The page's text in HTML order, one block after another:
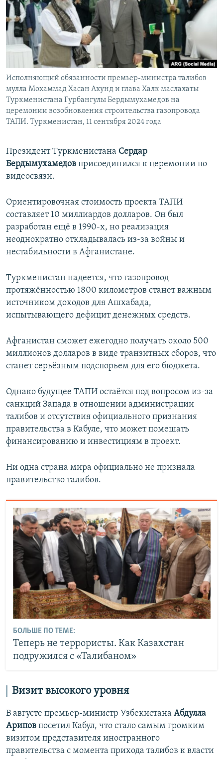
Исполняющий обязанности премьер-министра талибов
мулла Мохаммад Хасан Ахунд и глава Халк маслахаты
Туркменистана Гурбангулы Бердымухамедов на
церемонии возобновления строительства газопровода
ТАПИ. Туркменистан, 11 сентября 2024 года
Президент Туркменистана Сердар
Бердымухамедов присоединился к церемонии по
видеосвязи.
Ориентировочная стоимость проекта ТАПИ
составляет 10 миллиардов долларов. Он был
разработан ещё в 1990-х, но реализация
неоднократно откладывалась из-за войны и
нестабильности в Афганистане.
Туркменистан надеется, что газопровод
протяжённостью 1800 километров станет важным
источником доходов для Ашхабада,
испытывающего дефицит денежных средств.
Афганистан сможет ежегодно получать около 500
миллионов долларов в виде транзитных сборов, что
станет серьёзным подспорьем для его бюджета.
Однако будущее ТАПИ остаётся под вопросом из-за
санкций Запада в отношении администрации
талибов и отсутствия официального признания
правительства в Кабуле, что может помешать
финансированию и инвестициям в проект.
Ни одна страна мира официально не признала
правительство талибов.
БОЛЬШЕ ПО ТЕМЕ:
Теперь не террористы. Как Казахстан
подружился с «Талибаном»
Визит высокого уровня
В августе премьер-министр Узбекистана Абдулла
Арипов посетил Кабул, что стало самым громким
визитом представителя иностранного
правительства с момента прихода талибов к власти